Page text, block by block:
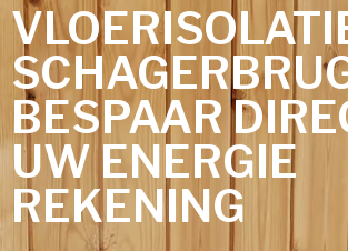
BESPAAR
UW ENERGIE
REKENING